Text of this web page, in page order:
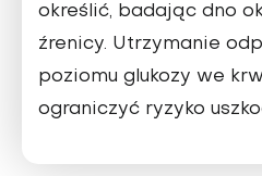
określić, badając dno
źrenicy. Utrzymanie
poziomu glukozy we
ograniczyć ryzyko